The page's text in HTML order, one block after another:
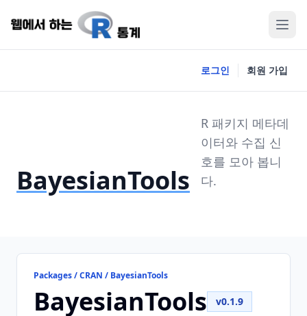
로그인 회원 가입
BayesianTools
R 패키지 메타데
이터와 수집 신
호를 모아 봅니
다.
Packages / CRAN / BayesianTools
BayesianTools v0.1.9